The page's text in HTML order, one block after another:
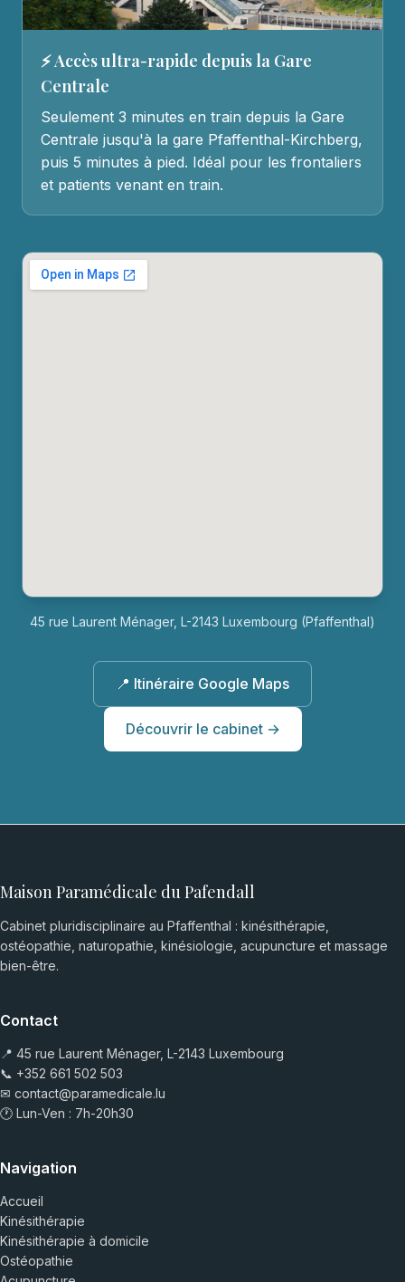
⚡ Accès ultra-rapide depuis la Gare
Centrale
Seulement 3 minutes en train depuis la Gare
Centrale jusqu'à la gare Pfaffenthal-Kirchberg,
puis 5 minutes à pied. Idéal pour les frontaliers
et patients venant en train.
45 rue Laurent Ménager, L-2143 Luxembourg (Pfaffenthal)
📍 Itinéraire Google Maps
Découvrir le cabinet →
Maison Paramédicale du Pafendall
Cabinet pluridisciplinaire au Pfaffenthal : kinésithérapie,
ostéopathie, naturopathie, kinésiologie, acupuncture et massage
bien-être.
Contact
📍 45 rue Laurent Ménager, L-2143 Luxembourg
📞 +352 661 502 503
✉ contact@paramedicale.lu
🕐 Lun-Ven : 7h-20h30
Navigation
Accueil
Kinésithérapie
Kinésithérapie à domicile
Ostéopathie